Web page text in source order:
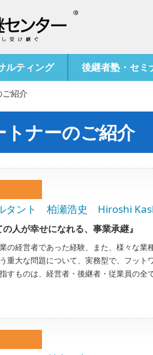
ルティング 後継者塾・セミ
紹介
トナーのご紹介
タント 柏瀬浩史 Hiroshi
の人が幸せになれる、事業承継』
の経営者であった経験、また、様々な
重大な問題について、実務型で、フット
すものは、経営者・後継者・従業員の全